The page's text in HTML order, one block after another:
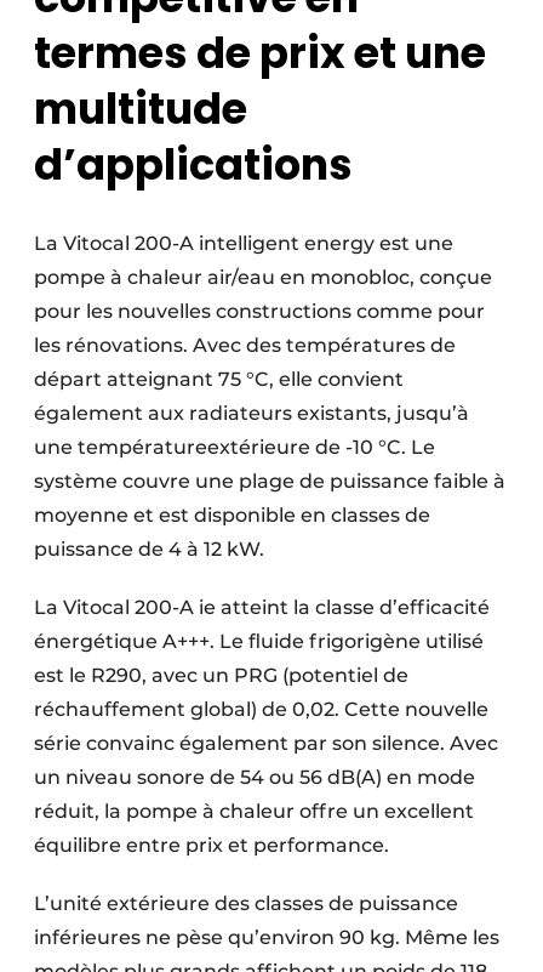
termes de prix et une
multitude
d’applications
La Vitocal 200-A intelligent energy est une
pompe à chaleur air/eau en monobloc, conçue
pour les nouvelles constructions comme pour
les rénovations. Avec des températures de
départ atteignant 75 °C, elle convient
également aux radiateurs existants, jusqu’à
une températureextérieure de -10 °C. Le
système couvre une plage de puissance faible à
moyenne et est disponible en classes de
puissance de 4 à 12 kW.
La Vitocal 200-A ie atteint la classe d’efficacité
énergétique A+++. Le fluide frigorigène utilisé
est le R290, avec un PRG (potentiel de
réchauffement global) de 0,02. Cette nouvelle
série convainc également par son silence. Avec
un niveau sonore de 54 ou 56 dB(A) en mode
réduit, la pompe à chaleur offre un excellent
équilibre entre prix et performance.
L’unité extérieure des classes de puissance
inférieures ne pèse qu’environ 90 kg. Même les